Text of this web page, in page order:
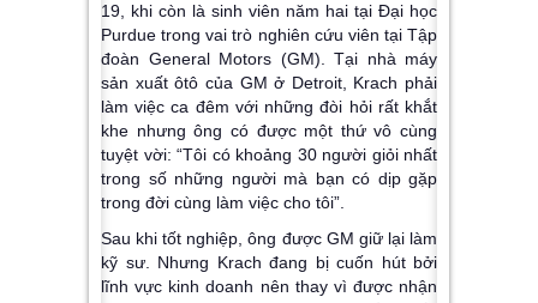
19, khi còn là sinh viên năm hai tại Đại học
Purdue trong vai trò nghiên cứu viên tại Tập
đoàn General Motors (GM). Tại nhà máy
sản xuất ôtô của GM ở Detroit, Krach phải
làm việc ca đêm với những đòi hỏi rất khắt
khe nhưng ông có được một thứ vô cùng
tuyệt vời: “Tôi có khoảng 30 người giỏi nhất
trong số những người mà bạn có dịp gặp
trong đời cùng làm việc cho tôi”.
Sau khi tốt nghiệp, ông được GM giữ lại làm
kỹ sư. Nhưng Krach đang bị cuốn hút bởi
lĩnh vực kinh doanh nên thay vì được nhận